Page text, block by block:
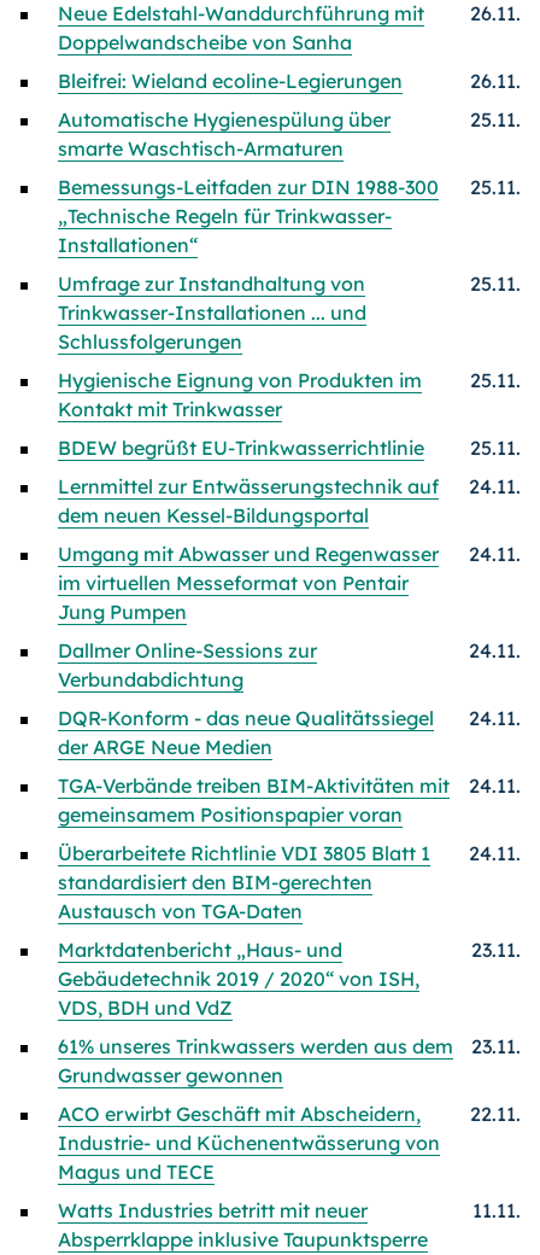
Neue Edelstahl-Wanddurchführung mit
Doppelwandscheibe von Sanha
26.11.
Bleifrei: Wieland ecoline-Legierungen
26.11.
Automatische Hygienespülung über
smarte Waschtisch-Armaturen
25.11.
Bemessungs-Leitfaden zur DIN 1988-300
„Technische Regeln für Trinkwasser-
Installationen“
25.11.
Umfrage zur Instandhaltung von
Trinkwasser-Installationen ... und
Schlussfolgerungen
25.11.
Hygienische Eignung von Produkten im
Kontakt mit Trinkwasser
25.11.
BDEW begrüßt EU-Trinkwasserrichtlinie
25.11.
Lernmittel zur Entwässerungstechnik auf
dem neuen Kessel-Bildungsportal
24.11.
Umgang mit Abwasser und Regenwasser
im virtuellen Messeformat von Pentair
Jung Pumpen
24.11.
Dallmer Online-Sessions zur
Verbundabdichtung
24.11.
DQR-Konform - das neue Qualitätssiegel
der ARGE Neue Medien
24.11.
TGA-Verbände treiben BIM-Aktivitäten mit
gemeinsamem Positionspapier voran
24.11.
Überarbeitete Richtlinie VDI 3805 Blatt 1
standardisiert den BIM-gerechten
Austausch von TGA-Daten
24.11.
Marktdatenbericht „Haus- und
Gebäudetechnik 2019 / 2020“ von ISH,
VDS, BDH und VdZ
23.11.
61% unseres Trinkwassers werden aus dem
Grundwasser gewonnen
23.11.
ACO erwirbt Geschäft mit Abscheidern,
Industrie- und Küchenentwässerung von
Magus und TECE
22.11.
Watts Industries betritt mit neuer
Absperrklappe inklusive Taupunktsperre
11.11.